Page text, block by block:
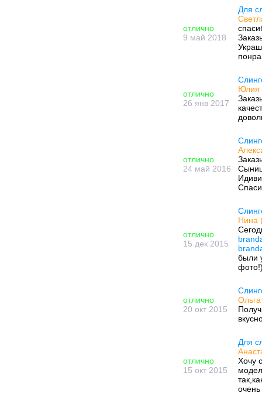
отлично
9 май 2018
Для
отлично
26 янв 2017
Юлия
отлично
24 май 2016
отлично
15 дек 2015
Нина
были
отлично
20 окт 2015
отлично
15 окт 2015
Для
Хочу